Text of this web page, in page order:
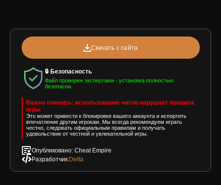
Скачать с сайта
🔒 Безопасность
Файл проверен экспертами - установка полностью
безопасна.
Важно помнить: использование читов нарушает правила
игры
Это может привести к блокировке вашего аккаунта и испортить
впечатление другим игрокам. Мы всегда рекомендуем играть
честно, следовать официальным правилам и получать
удовольствие от честной и увлекательной игры.
Опубликовано: Cheat Empire
Разработчик:Delta